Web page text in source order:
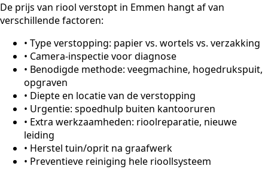
De prijs van riool verstopt in Emmen hangt af van
verschillende factoren:
• Type verstopping: papier vs. wortels vs. verzakking
• Camera-inspectie voor diagnose
• Benodigde methode: veegmachine, hogedrukspuit,
opgraven
• Diepte en locatie van de verstopping
• Urgentie: spoedhulp buiten kantooruren
• Extra werkzaamheden: rioolreparatie, nieuwe
leiding
• Herstel tuin/oprit na graafwerk
• Preventieve reiniging hele rioollsysteem